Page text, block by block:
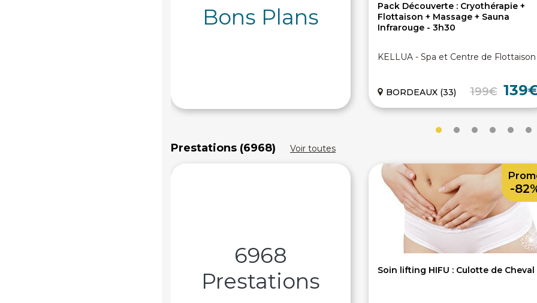
Bons Plans
Pack Découverte : Cryothérapie +
Flottaison + Massage + Sauna
Infrarouge - 3h30
KELLUA - Spa et Centre de Flottaison
199€
BORDEAUX (33)
Prestations (6968) Voir toutes
6968
Prestations
Soin lifting HIFU : Culotte de Cheval
-